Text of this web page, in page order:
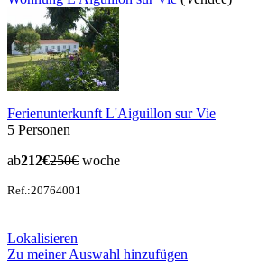
Ferienunterkunft L'Aiguillon sur Vie
5 Personen
ab212€250€ woche
Ref.:20764001
Lokalisieren
Zu meiner Auswahl hinzufügen